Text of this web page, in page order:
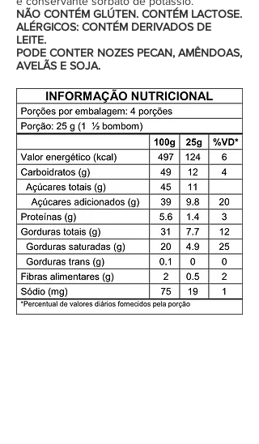
NÃO CONTÉM GLÚTEN. CONTÉM LACTOSE.
ALÉRGICOS: CONTÉM DERIVADOS DE
LEITE.
PODE CONTER NOZES PECAN, AMÊNDOAS,
AVELÃS E SOJA.